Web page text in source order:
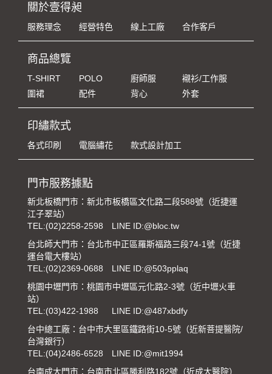
關於壹得昶
服務理念 經營特色 線上工廠 合作客戶
商品總覽
T-SHIRT POLO 廚師服
襯衫/工作服
圍裙
配件 背心 外套
印繡款式
各式印刷 電腦繡花 款式設計加工
門市服務據點
新北板橋門市：新北市板橋區文化路二段588號（近捷運
江子翠站）
TEL:(02)2258-2598
LINE ID:@bloc.tw
台北師大門市：台北市中正區羅斯福路三段74-1號（近捷
運台電大樓站）
TEL:(02)2369-0688
LINE ID:@503pplaq
桃園中壢門市：桃園市中壢區元化路2-3號（近中壢火車
站）
TEL:(03)422-1988
LINE ID:@487xbdfy
台中總工廠：台中市大里區鐵路街10-5號（近新菩提醫院/
台灣銀行）
TEL:(04)2486-6528
LINE ID:@mit1994
台南成大門市：台南市北區勝利路182號（近成大醫院）